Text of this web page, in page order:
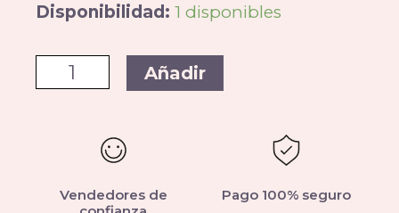
Disponibilidad: 1 disponibles
Añadir
Vendedores de
Pago 100% seguro